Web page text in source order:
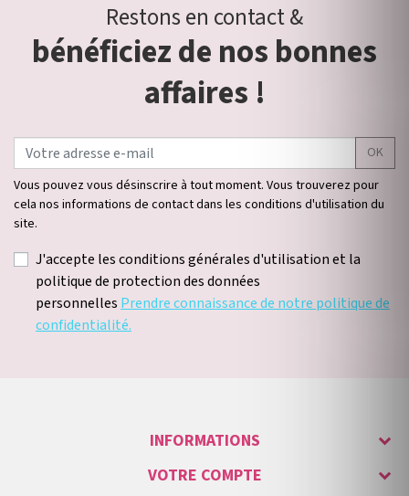
Restons en contact &
bénéficiez de nos bonnes
affaires !
OK
Vous pouvez vous désinscrire à tout moment. Vous trouverez pour
cela nos informations de contact dans les conditions d'utilisation du
site.
J'accepte les conditions générales d'utilisation et la
politique de protection des données
personnellesPrendre connaissance de notre politique de
confidentialité.
INFORMATIONS
VOTRE COMPTE